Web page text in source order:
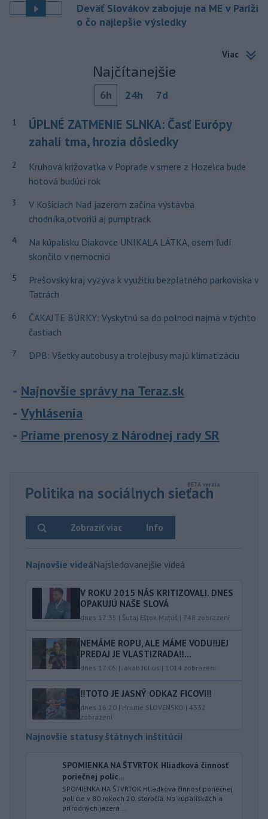
Deväť Slovákov zabojuje na ME v Paríži
o čo najlepšie výsledky
Viac
Najčítanejšie
6h 24h 7d
1
ÚPLNÉ ZATMENIE SLNKA: Časť Európy
zahalí tma, hrozia dôsledky
2
Kruhová križovatka v Poprade v smere z Hozelca bude
hotová budúci rok
3
V Košiciach Nad jazerom začína výstavba
chodníka,otvorili aj pumptrack
4
Na kúpalisku Diakovce UNIKALA LÁTKA, osem ľudí
skončilo v nemocnici
5
Prešovský kraj vyzýva k využitiu bezplatného parkoviska v
Tatrách
6
ČAKAJTE BÚRKY: Vyskytnú sa do polnoci najmä v týchto
častiach
7 DPB: Všetky autobusy a trolejbusy majú klimatizáciu
Najnovšie správy na Teraz.sk
Vyhlásenia
Priame prenosy z Národnej rady SR
Politika na sociálnych sieťach
Info
Zobraziť viac
Najnovšie videáNajsledovanejšie videá
V ROKU 2015 NÁS KRITIZOVALI. DNES
OPAKUJÚ NAŠE SLOVÁ
dnes 17:35 | Šutaj Eštok Matúš | 748 zobrazení
NEMÁME ROPU, ALE MÁME VODU‼️JEJ
PREDAJ JE VLASTIZRADA‼️...
dnes 17:05 | Jakab Július | 1014 zobrazení
‼️TOTO JE JASNÝ ODKAZ FICOVI‼️
dnes 16:20 | Hnutie SLOVENSKO | 4332
zobrazení
Najnovšie statusy štátnych inštitúcií
SPOMIENKA NA ŠTVRTOK Hliadková činnosť
poriečnej políc...
SPOMIENKA NA ŠTVRTOK Hliadková činnosť poriečnej
polície v 80 rokoch 20. storočia. Na kúpaliskách a
prírodných jazerá...